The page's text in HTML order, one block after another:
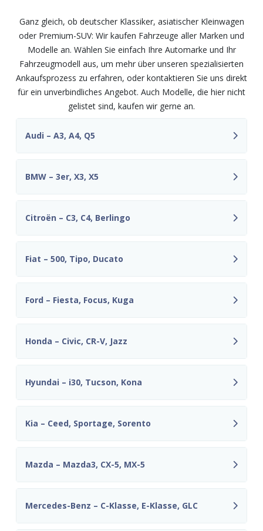
Ganz gleich, ob deutscher Klassiker, asiatischer Kleinwagen
oder Premium-SUV: Wir kaufen Fahrzeuge aller Marken und
Modelle an. Wählen Sie einfach Ihre Automarke und Ihr
Fahrzeugmodell aus, um mehr über unseren spezialisierten
Ankaufsprozess zu erfahren, oder kontaktieren Sie uns direkt
für ein unverbindliches Angebot. Auch Modelle, die hier nicht
gelistet sind, kaufen wir gerne an.
Audi – A3, A4, Q5
BMW – 3er, X3, X5
Citroën – C3, C4, Berlingo
Fiat – 500, Tipo, Ducato
Ford – Fiesta, Focus, Kuga
Honda – Civic, CR-V, Jazz
Hyundai – i30, Tucson, Kona
Kia – Ceed, Sportage, Sorento
Mazda – Mazda3, CX-5, MX-5
Mercedes-Benz – C-Klasse, E-Klasse, GLC